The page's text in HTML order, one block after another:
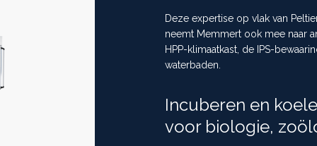
Deze expertise op vlak van
neemt Memmert ook mee naar
HPP-klimaatkast, de IPS-
waterbaden.
Incuberen en
voor biologie,